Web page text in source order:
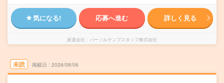
気になる! 応募へ進む 詳しく見る
派遣会社 パーソルテンプスタッフ株式会社
未読 掲載日 2026/08/06